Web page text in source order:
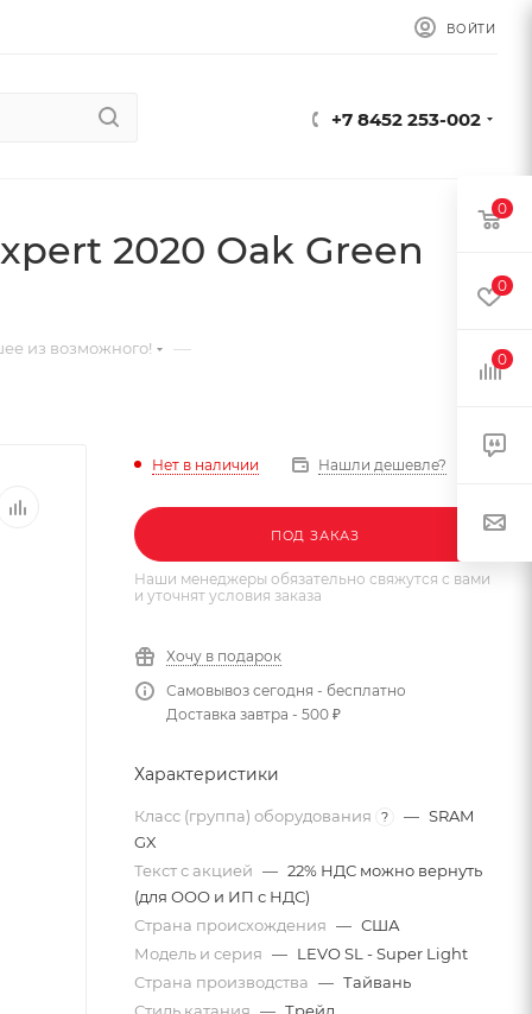
ВОЙТИ
+7 8452 253-002
2020 Oak Green
из возможного! —
Нет в наличии Нашли дешевле?
ПОД ЗАКАЗ
Наши менеджеры обязательно свяжутся с вами
и уточнят условия заказа
Хочу в подарок
Самовывоз сегодня - бесплатно
Доставка завтра - 500 ₽
Характеристики
Класс (группа) оборудования ? — SRAM
GX
Текст с акцией — 22% НДС можно вернуть
(для ООО и ИП с НДС)
Страна происхождения — США
Модель и серия — LEVO SL - Super Light
Страна производства — Тайвань
0
0
0